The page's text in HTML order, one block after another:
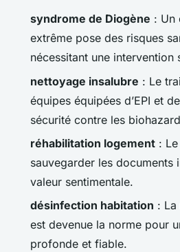
syndrome de Diogène : Un
extrême pose des risques
nécessitant une intervention
nettoyage insalubre : Le
équipes équipées d’EPI et
sécurité contre les
réhabilitation logement :
sauvegarder les documents
valeur sentimentale.
désinfection habitation :
est devenue la norme pour
profonde et fiable.